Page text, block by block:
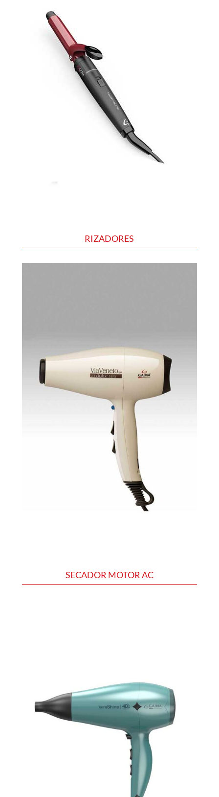
RIZADORES
SECADOR MOTOR AC